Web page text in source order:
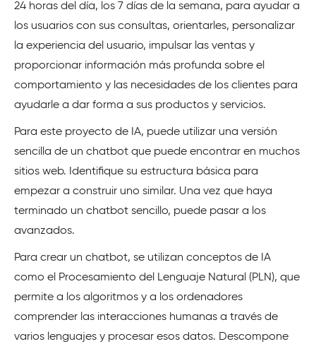
24 horas del día, los 7 días de la semana, para ayudar a
los usuarios con sus consultas, orientarles, personalizar
la experiencia del usuario, impulsar las ventas y
proporcionar información más profunda sobre el
comportamiento y las necesidades de los clientes para
ayudarle a dar forma a sus productos y servicios.
Para este proyecto de IA, puede utilizar una versión
sencilla de un chatbot que puede encontrar en muchos
sitios web. Identifique su estructura básica para
empezar a construir uno similar. Una vez que haya
terminado un chatbot sencillo, puede pasar a los
avanzados.
Para crear un chatbot, se utilizan conceptos de IA
como el Procesamiento del Lenguaje Natural (PLN), que
permite a los algoritmos y a los ordenadores
comprender las interacciones humanas a través de
varios lenguajes y procesar esos datos. Descompone